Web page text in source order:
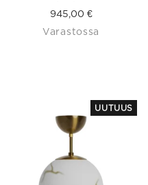
945,00 €
Varastossa
UUTUUS